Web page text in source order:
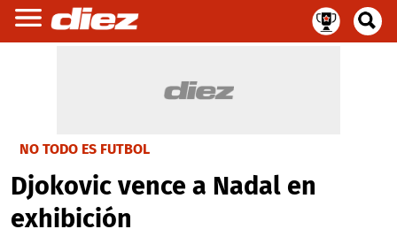
NO TODO ES FUTBOL
Djokovic vence a Nadal en
exhibición